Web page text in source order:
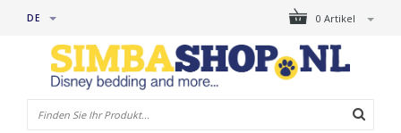
0 Artikel
DE